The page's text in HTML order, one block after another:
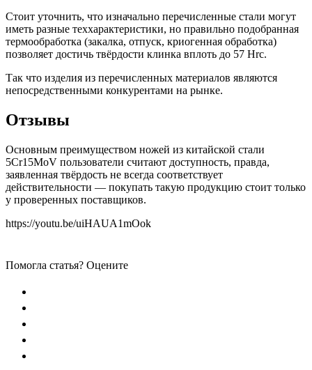
Стоит уточнить, что изначально перечисленные стали могут
иметь разные теххарактеристики, но правильно подобранная
термообработка (закалка, отпуск, криогенная обработка)
позволяет достичь твёрдости клинка вплоть до 57 Hrc.
Так что изделия из перечисленных материалов являются
непосредственными конкурентами на рынке.
Отзывы
Основным преимуществом ножей из китайской стали
5Cr15MoV пользователи считают доступность, правда,
заявленная твёрдость не всегда соответствует
действительности — покупать такую продукцию стоит только
у проверенных поставщиков.
https://youtu.be/uiHAUA1mOok
Помогла статья? Оцените